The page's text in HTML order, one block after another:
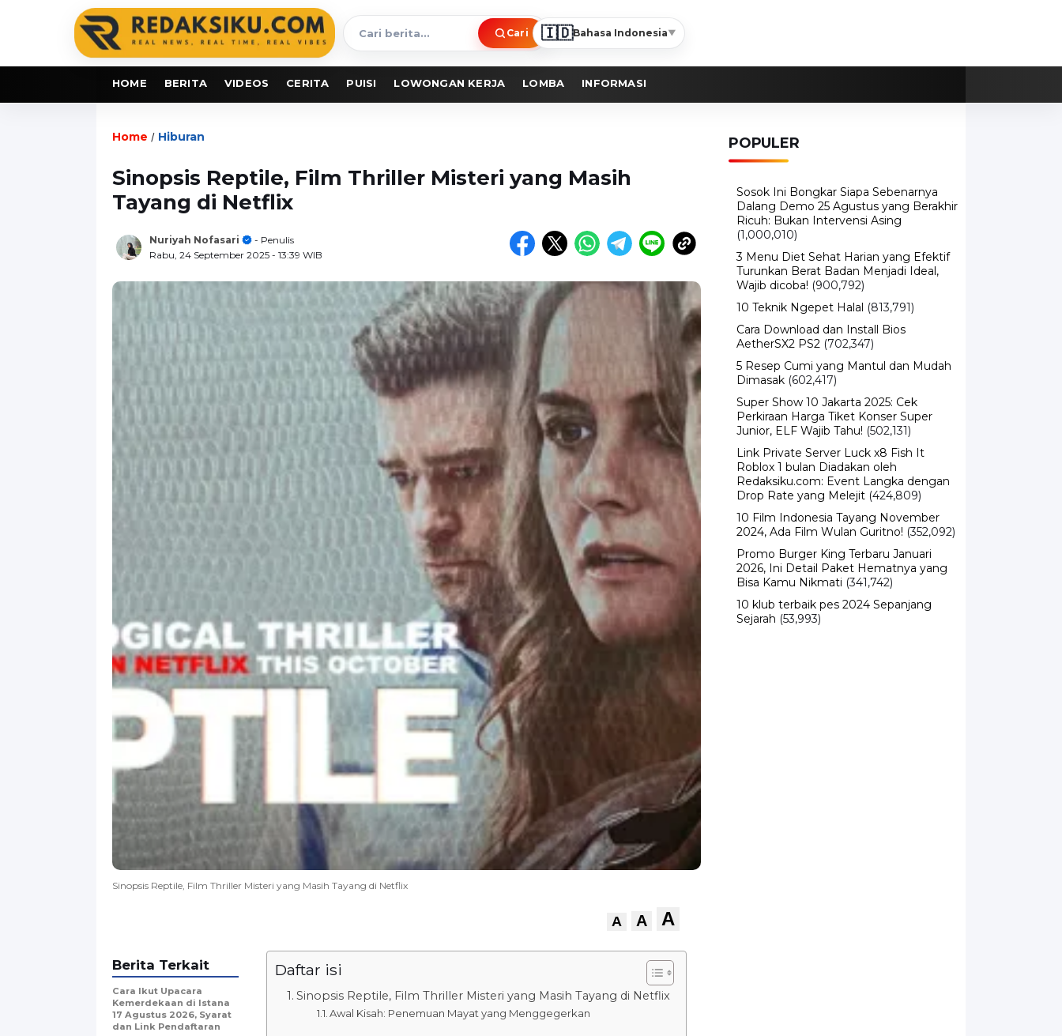
Cari
berita
Cari 🇮🇩Bahasa Indonesia▼
HOME BERITA VIDEOS CERITA PUISI LOWONGAN KERJA LOMBA INFORMASI
Home / Hiburan
Sinopsis Reptile, Film Thriller Misteri yang Masih
Tayang di Netflix
Nuriyah Nofasari
- Penulis
Rabu, 24 September 2025 - 13:39 WIB
Sinopsis Reptile, Film Thriller Misteri yang Masih Tayang di Netflix
A A A
Daftar isi
Sinopsis Reptile, Film Thriller Misteri yang Masih Tayang di Netflix
Awal Kisah: Penemuan Mayat yang Menggegerkan
Berita Terkait
Cara Ikut Upacara
Kemerdekaan di Istana
17 Agustus 2026, Syarat
dan Link Pendaftaran
POPULER
Sosok Ini Bongkar Siapa Sebenarnya
Dalang Demo 25 Agustus yang Berakhir
Ricuh: Bukan Intervensi Asing
(1,000,010)
3 Menu Diet Sehat Harian yang Efektif
Turunkan Berat Badan Menjadi Ideal,
Wajib dicoba! (900,792)
10 Teknik Ngepet Halal (813,791)
Cara Download dan Install Bios
AetherSX2 PS2 (702,347)
5 Resep Cumi yang Mantul dan Mudah
Dimasak (602,417)
Super Show 10 Jakarta 2025: Cek
Perkiraan Harga Tiket Konser Super
Junior, ELF Wajib Tahu! (502,131)
Link Private Server Luck x8 Fish It
Roblox 1 bulan Diadakan oleh
Redaksiku.com: Event Langka dengan
Drop Rate yang Melejit (424,809)
10 Film Indonesia Tayang November
2024, Ada Film Wulan Guritno! (352,092)
Promo Burger King Terbaru Januari
2026, Ini Detail Paket Hematnya yang
Bisa Kamu Nikmati (341,742)
10 klub terbaik pes 2024 Sepanjang
Sejarah (53,993)